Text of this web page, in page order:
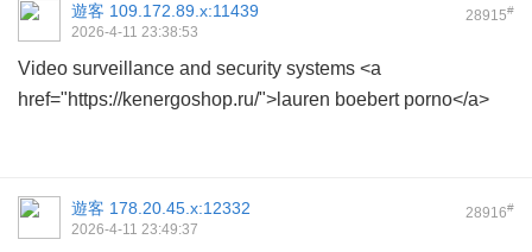
28915#
遊客 109.172.89.x:11439
2026-4-11 23:38:53
Video surveillance and security systems <a
href="https://kenergoshop.ru/">lauren boebert porno</a>
28916#
遊客 178.20.45.x:12332
2026-4-11 23:49:37